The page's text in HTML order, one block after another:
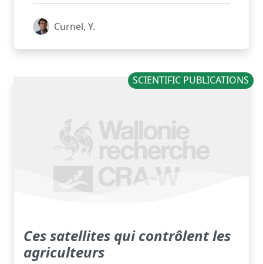
Curnel, Y.
SCIENTIFIC PUBLICATIONS
Ces satellites qui contrôlent les
agriculteurs